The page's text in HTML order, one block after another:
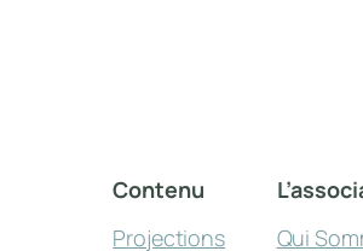
Contenu
Projections
Qui